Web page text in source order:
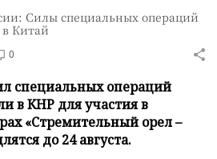
Силы специальных операций
в Китай
0
специальных операций
в КНР для участия в
«Стремительный орел –
до 24 августа.